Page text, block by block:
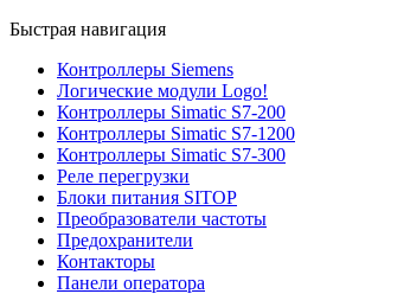
Быстрая навигация
Контроллеры Siemens
Логические модули Logo!
Контроллеры Simatic S7-200
Контроллеры Simatic S7-1200
Контроллеры Simatic S7-300
Реле перегрузки
Блоки питания SITOP
Преобразователи частоты
Предохранители
Контакторы
Панели оператора